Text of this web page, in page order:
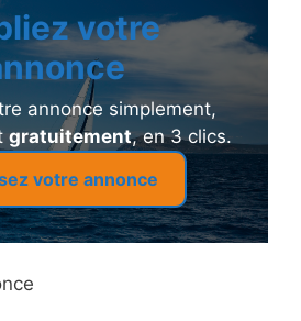
votre
annonce simplement,
gratuitement, en 3 clics.
votre annonce